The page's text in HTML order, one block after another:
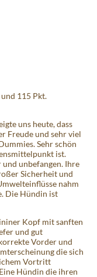
115 Pkt.
uns heute, dass
Freude und sehr viel
Sehr schön
ist.
unbefangen. Ihre
Sicherheit und
nahm
Die Hündin ist
Kopf mit sanften
und gut
Vorder und
die sich
Vortritt
Hündin die ihren